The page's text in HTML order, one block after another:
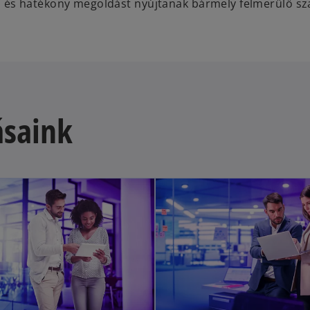
hatékony megoldást nyújtanak bármely felmerülő